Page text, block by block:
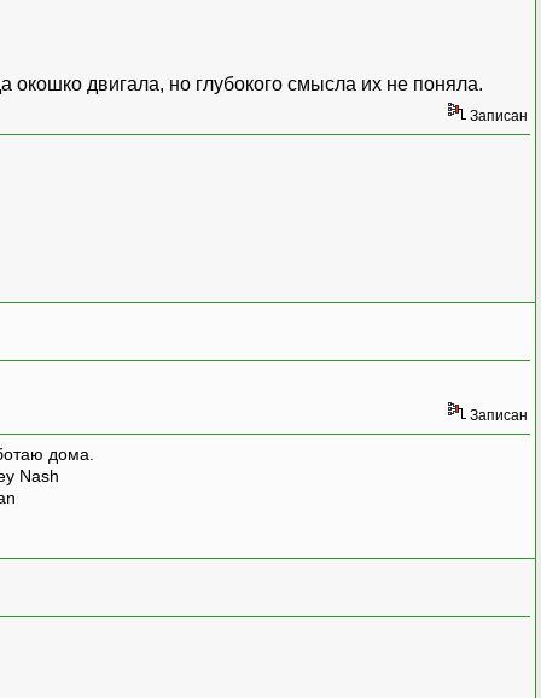
окошко двигала, но глубокого смысла их не поняла.
Записан
Записан
дома.
Nash